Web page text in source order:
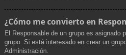
¿Cómo me convierto en
El Responsable de un grupo es asignado
grupo. Si está interesado en crear un
Administración.